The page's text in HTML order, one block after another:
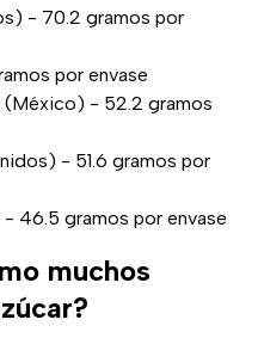
- 70.2 gramos por
por envase
(México) - 52.2 gramos
- 51.6 gramos por
46.5 gramos por envase
muchos